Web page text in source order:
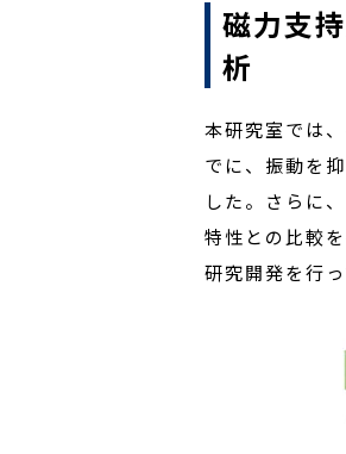
磁力支
析
本研究室では
でに、振動を
した。さらに
特性との比較
研究開発を行っ